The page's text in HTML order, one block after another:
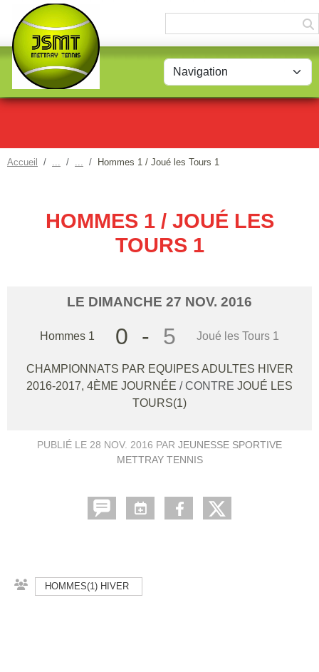
Accueil Hommes 1 / Joué les Tours 1
HOMMES 1 / JOUÉ LES
TOURS 1
LE DIMANCHE 27 NOV. 2016
Hommes 1 0 - 5 Joué les Tours 1
CHAMPIONNATS PAR EQUIPES ADULTES HIVER
2016-2017, 4ÈME JOURNÉE / CONTRE JOUÉ LES
TOURS(1)
PUBLIÉ LE 28 NOV. 2016 PAR JEUNESSE SPORTIVE
METTRAY TENNIS
HOMMES(1) HIVER
Panneau de gestion des cookies